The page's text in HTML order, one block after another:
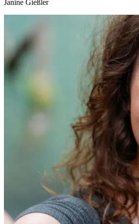
Janine Gießler